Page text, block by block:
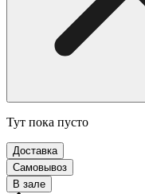
Тут пока пусто
Доставка
Самовывоз
В зале